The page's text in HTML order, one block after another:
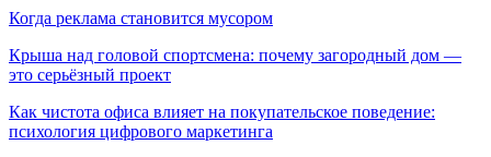
Когда реклама становится мусором
Крыша над головой спортсмена: почему загородный дом —
это серьёзный проект
Как чистота офиса влияет на покупательское поведение:
психология цифрового маркетинга